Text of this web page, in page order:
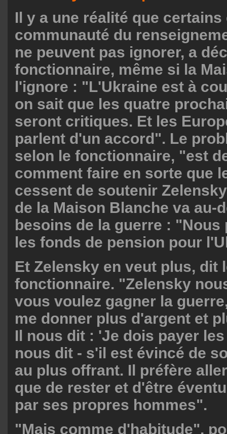
Il y a une réalité que
communauté du
ne peuvent pas ignorer, a
fonctionnaire, même si la
l'ignore : "L'Ukraine est à
on sait que les quatre
seront critiques. Et les
parlent d'un accord". Le
selon le fonctionnaire, "est
comment faire en sorte que
cessent de soutenir
de la Maison Blanche va au-
besoins de la guerre : "Nous
les fonds de pension pour
Et Zelensky en veut plus, dit
fonctionnaire. "Zelensky
vous voulez gagner la
me donner plus d'argent et
Il nous dit : 'Je dois payer
nous dit - s'il est évincé de
au plus offrant. Il préfère
que de rester et d'être
par ses propres hommes".
"Mais comme d'habitude",